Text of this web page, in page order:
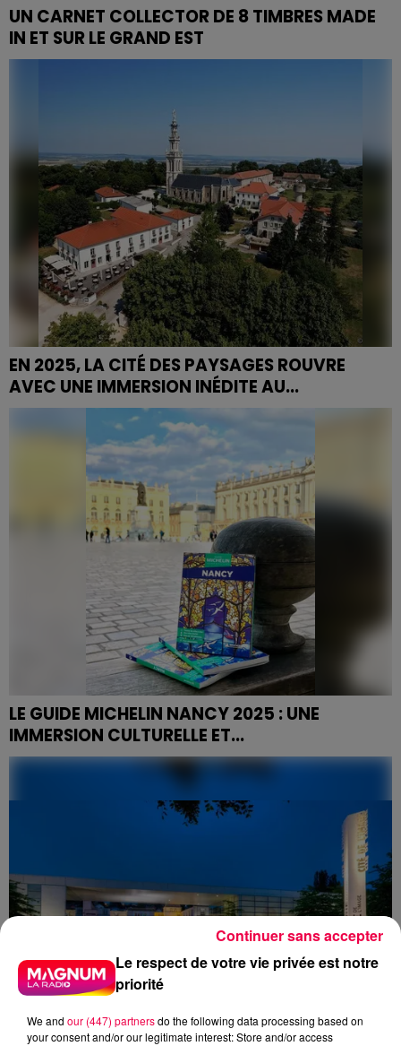
UN CARNET COLLECTOR DE 8 TIMBRES MADE
IN ET SUR LE GRAND EST
Depuis ce lundi, vous pouvez acheter des timbres
EN 2025, LA CITÉ DES PAYSAGES ROUVRE
AVEC UNE IMMERSION INÉDITE AU...
Dès le 25 mai, la Cité des Paysages invite le public à
redécouvrir le paysage sous un nouveau jour, à travers
une approche immersive, sensible et scientifique.
LE GUIDE MICHELIN NANCY 2025 : UNE
IMMERSION CULTURELLE ET...
Avec le nouveau Guide Michelin Nancy, la cité ducale
se dévoile comme jamais auparavant.
Le respect de votre vie privée est notre
priorité
We and our (447) partnersdo the following data processing based on
your consent and/or our legitimate interest: Store and/or access
Continuer sans accepter